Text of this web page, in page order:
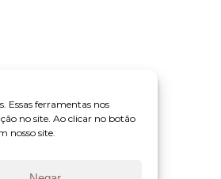
Essas ferramentas nos
no site. Ao clicar no botão
nosso site.